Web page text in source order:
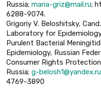
Russia; maria-griz@mail.ru;
6288-9074.
Grigoriy V. Beloshitsky,
Laboratory for
Purulent Bacterial
Epidemiology, Russian
Consumer Rights
Russia; g-belosh1@yandex.ru
4769-3890